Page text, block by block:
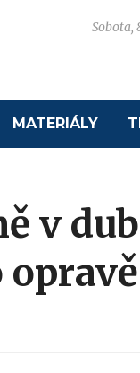
Sobota,
MATERIÁLY
v